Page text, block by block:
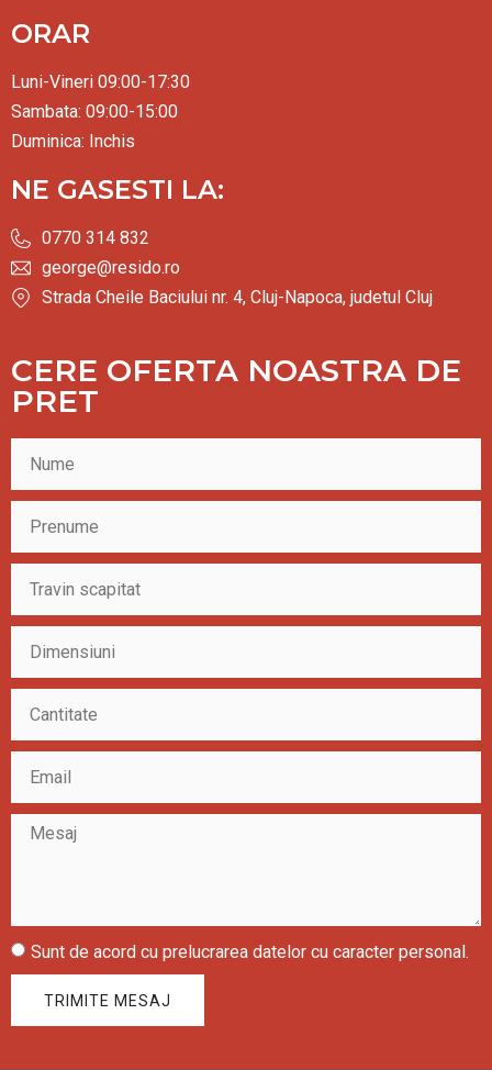
ORAR
Luni-Vineri 09:00-17:30
Sambata: 09:00-15:00
Duminica: Inchis
NE GASESTI LA:
0770 314 832
george@resido.ro
Strada Cheile Baciului nr. 4, Cluj-Napoca, judetul Cluj
CERE OFERTA NOASTRA DE
PRET
Sunt de acord cu prelucrarea datelor cu caracter personal.
TRIMITE MESAJ